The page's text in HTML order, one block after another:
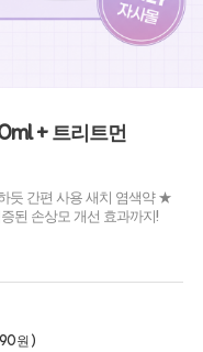
+ 트리트먼
듯 간편 사용 새치 염색약 ★
된 손상모 개선 효과까지!
원 )